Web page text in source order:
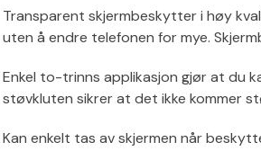
Transparent skjermbeskytter i høy
uten å endre telefonen for mye.
Enkel to-trinns applikasjon gjør at du
støvkluten sikrer at det ikke kommer
Kan enkelt tas av skjermen når